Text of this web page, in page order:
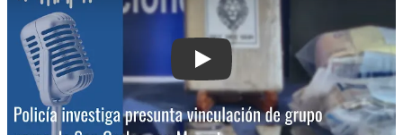
Play: Policía investiga presunta